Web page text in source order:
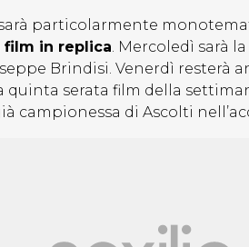
particolarmente
film in replica . Mercoledì sarà
Brindisi. Venerdì resterà
quinta serata film della
di Ascolti